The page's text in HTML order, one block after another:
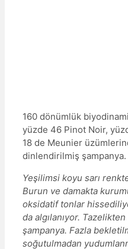
160 dönümlük
yüzde 46 Pinot Noir,
18 de Meunier
dinlendirilmiş
Yeşilimsi koyu sarı
Burun ve damakta
oksidatif tonlar
da algılanıyor.
şampanya. Fazla
soğutulmadan